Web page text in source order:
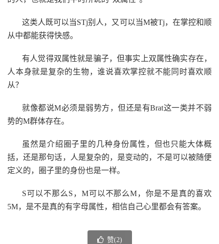
这类人既可以当STj别人，又可以当M被Tj，在掌控和顺
从中都能获得快感。
有人觉得双属性就是骗子，但事实上双属性确实存在，
人本身就是复杂的生物，谁说喜欢掌控就不能同时喜欢顺
从？
就像都说M必须是弱势方，但还是有Brat这一类并不弱
势的M群体存在。
虽然是介绍圈子里的几种身份属性，但也只能大体概
括，还是那句话，人是复杂的，是变动的，不是可以被随便
定义的，圈子里的身份也是一样。
S可以不那么S，M可以不那么M，你是不是真的喜欢
5M，是不是真的有字母属性，相信自己心里都会有答案。
赞(2)